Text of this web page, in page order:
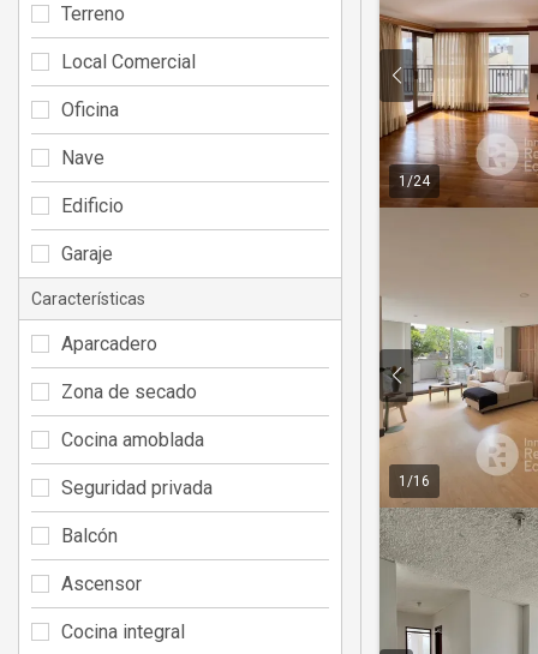
1 /24
1 /16
Terreno
Local Comercial
Oficina
Nave
Edificio
Garaje
Características
Aparcadero
Zona de secado
Cocina amoblada
Seguridad privada
Balcón
Ascensor
Cocina integral